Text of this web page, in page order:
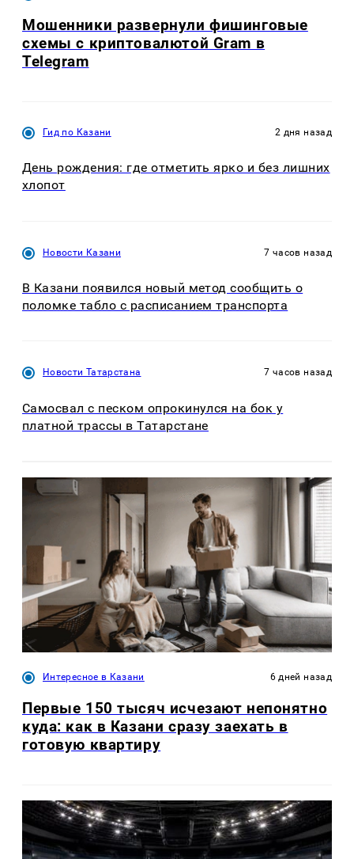
Мошенники развернули фишинговые
схемы с криптовалютой Gram в
Telegram
Гид по Казани 2 дня назад
День рождения: где отметить ярко и без лишних
хлопот
Новости Казани 7 часов назад
В Казани появился новый метод сообщить о
поломке табло с расписанием транспорта
Новости Татарстана 7 часов назад
Самосвал с песком опрокинулся на бок у
платной трассы в Татарстане
Интересное в Казани 6 дней назад
Первые 150 тысяч исчезают непонятно
куда: как в Казани сразу заехать в
готовую квартиру